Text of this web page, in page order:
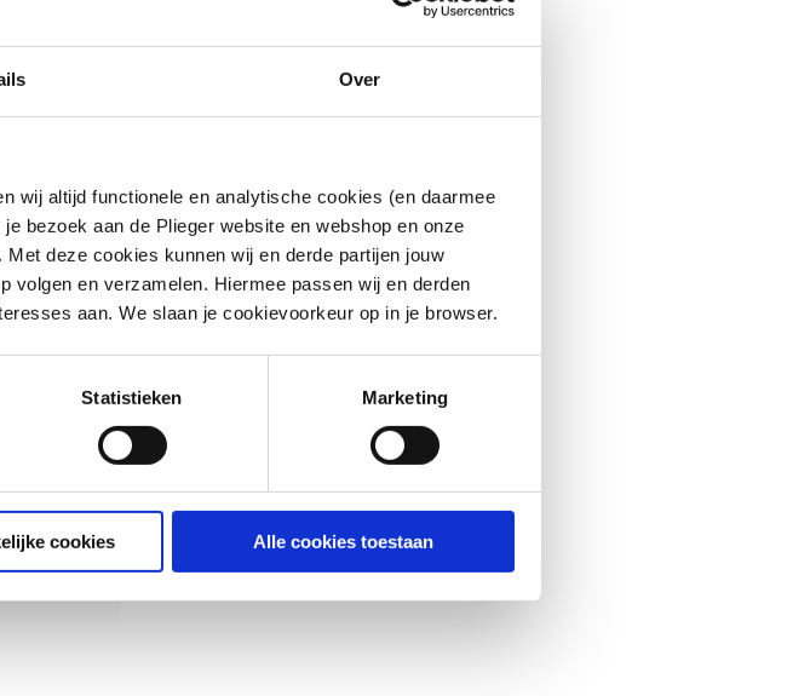
Over
wij altijd functionele en analytische cookies (en daarmee
bezoek aan de Plieger website en webshop en onze
deze cookies kunnen wij en derde partijen jouw
volgen en verzamelen. Hiermee passen wij en derden
aan. We slaan je cookievoorkeur op in je browser.
Statistieken Marketing
cookies Alle cookies toestaan
Biasi,
Korad,